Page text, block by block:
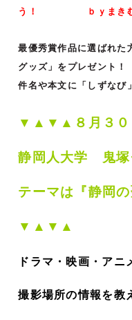
う！ ｂｙまき
最優秀賞作品に選ばれた
グッズ」をプレゼント！
件名や本文に「しずなび
▼▲▼▲８月３０
静岡人大学 鬼塚
テーマは『静岡
▼▲▼▲
ドラマ・映画・ア
撮影場所の情報を教